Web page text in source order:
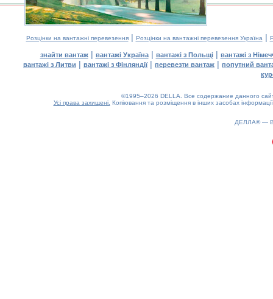
Розцінки на вантажні перевезення| Розцінки на вантажні перевезення Україна |
знайти вантаж| вантажі Україна| вантажі з Польщі| вантажі з
вантажі з Литви | вантажі з Фінляндії| перевезти вантаж | попутний
©1995–2026 DELLA. Все содержание данного
Усі права захищені. Копіювання та розміщення в інших засобах
ДЕЛЛА® —